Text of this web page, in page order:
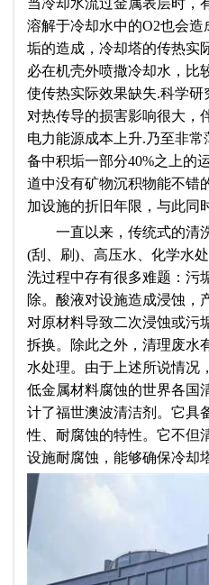
当冷却水流过金属表层时，
溶解于冷却水中的O2也会
垢的造成，冷却塔的传热实
必在机壳外喷撒冷却水，比
使传热实际效果缺失.科学
对热传导的损害影响很大，
电力能源成本上升.乃至非
备中积垢一部分40%之上的
道中没有矿物沉积物能不错
加设施的折旧年限，与此同
一直以来，传统式的清
(刮、刷)、高压水、化学水
洗过程中存有很多难题：污
除。酸液对设施造成浸蚀，
对原材料导致二次浸蚀或污
拆换。除此之外，清理废水
水处理。由于上述所说情况
低金属材料腐蚀的世界各国
计了福世澳波清洁剂。它具
性、耐腐蚀的特性。它不但
设施耐腐蚀，能够确保冷却